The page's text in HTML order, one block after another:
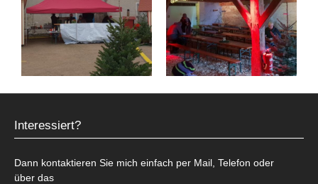
Interessiert?
Dann kontaktieren Sie mich einfach per Mail, Telefon oder
über das